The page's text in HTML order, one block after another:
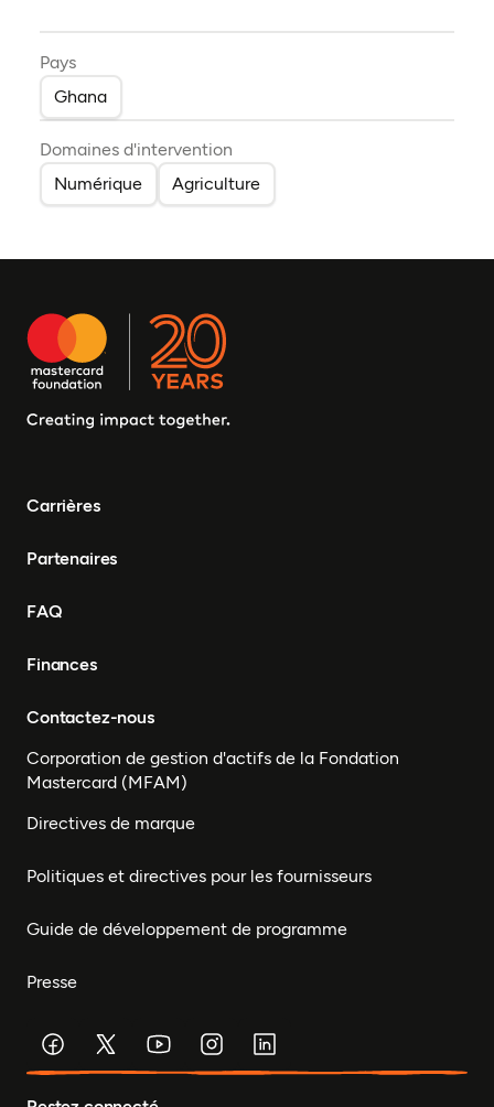
Pays
Ghana
Domaines d'intervention
Numérique
Agriculture
Carrières
Partenaires
FAQ
Finances
Contactez-nous
Corporation de gestion d'actifs de la Fondation
Mastercard (MFAM)
Directives de marque
Politiques et directives pour les fournisseurs
Guide de développement de programme
Presse